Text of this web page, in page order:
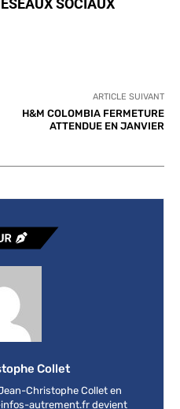
SOCIAUX
ARTICLE SUIVANT
H&M COLOMBIA FERMETURE
ATTENDUE EN JANVIER
Collet
Christophe Collet en
autrement.fr devient